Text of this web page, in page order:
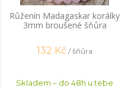
Růženín Madagaskar korálky
3mm broušené šňůra
132 Kč / šňůra
Skladem – do 48h u tebe